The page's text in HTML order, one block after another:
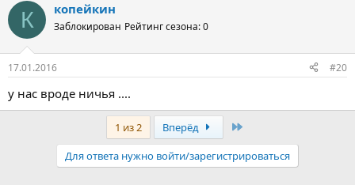
К копейкин
Заблокирован Рейтинг сезона: 0
17.01.2016 #20
у нас вроде ничья ....
1 из 2 Вперёд
Для ответа нужно войти/зарегистрироваться